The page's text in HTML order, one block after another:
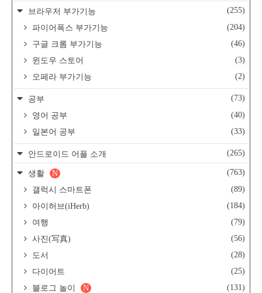
브라우저 부가기능
(255)
파이어폭스 부가기능
(204)
구글 크롬 부가기능
(46)
윈도우 스토어
(3)
오페라 부가기능
(2)
공부
(73)
영어 공부
(40)
일본어 공부
(33)
안드로이드 어플 소개 (265)
생활 (763)
N
갤럭시 스마트폰
(89)
아이허브(iHerb)
(184)
여행
(79)
사진(写真)
(56)
도서
(28)
다이어트
(25)
블로그 놀이
(131)
N